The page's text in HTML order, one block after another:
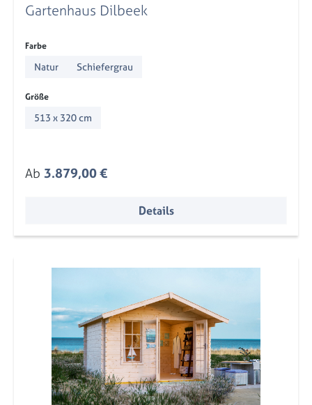
Gartenhaus Dilbeek
Farbeauswählen
Natur Schiefergrau
Größeauswählen
513 x 320 cm
Regulärer Preis:
Ab 3.879,00 €
Details